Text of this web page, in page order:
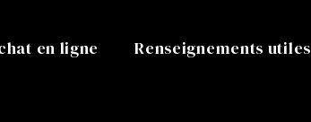
en ligne Renseignements utiles